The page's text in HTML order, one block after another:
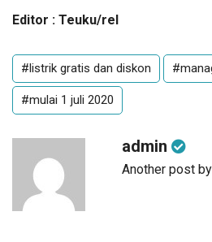
Editor : Teuku/rel
#listrik gratis dan diskon
#mulai 1 juli 2020
admin
Another post